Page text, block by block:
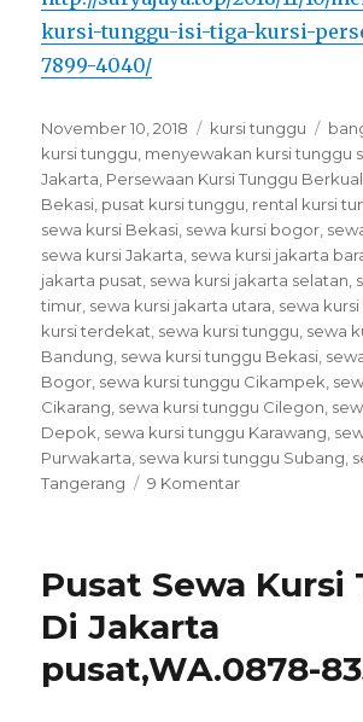
kursi-tunggu-isi-tiga-kursi-
7899-4040/
Posted
on
November 10, 2018 Categories
kursi tunggu Tags
kursi tunggu, menyewakan kursi tunggu
Jakarta, Persewaan Kursi Tunggu
Bekasi, pusat kursi tunggu, rental kursi
sewa kursi Bekasi, sewa kursi bogor,
sewa kursi Jakarta, sewa kursi jakarta
jakarta pusat, sewa kursi jakarta selatan,
timur, sewa kursi jakarta utara, sewa
kursi terdekat, sewa kursi tunggu, sewa
Bandung, sewa kursi tunggu Bekasi,
Bogor, sewa kursi tunggu Cikampek,
Cikarang, sewa kursi tunggu Cilegon,
Depok, sewa kursi tunggu Karawang,
Purwakarta, sewa kursi tunggu Subang,
Tangerang
9 Komentarpada
Berkualitas
8332-
Pusat Sewa Kursi
Di Jakarta
pusat,WA.0878-